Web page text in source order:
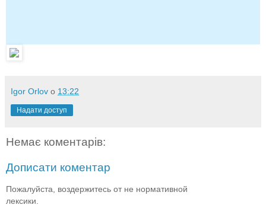
Igor Orlov о 13:22
Надати доступ
Немає коментарів:
Дописати коментар
Пожалуйста, воздержитесь от не нормативной
лексики.